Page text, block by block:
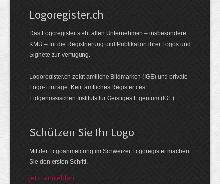
Logoregister.ch
Das Logoregister steht allen Unternehmen – insbesondere
KMU – für die Registrierung und Publikation ihrer Logos und
Signete zur Verfügung.
Logoregister.ch zeigt amtliche Bildmarken (IGE) und private
Logo-Einträge. Kein amtliches Register des
Eidgenössischen Instituts für Geistiges Eigentum (IGE).
Schützen Sie Ihr Logo
Mit der Logo­an­meldung im Schweizer Logo­register machen
Sie den ersten Schritt.
Jetzt anmelden